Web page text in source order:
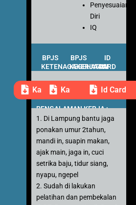
Penyesuaian
Diri
IQ
BPJS
KETENAGAKERJAAN
BPJS
KESEHATAN
ID
CARD
Kartu PesertaKartu PesertaId Card
PENGALAMAN KERJA :
1. Di Lampung bantu jaga
ponakan umur 2tahun,
mandi in, suapin makan,
ajak main, jaga in, cuci
setrika baju, tidur siang,
nyapu, ngepel
2. Sudah di lakukan
pelatihan dan pembekalan